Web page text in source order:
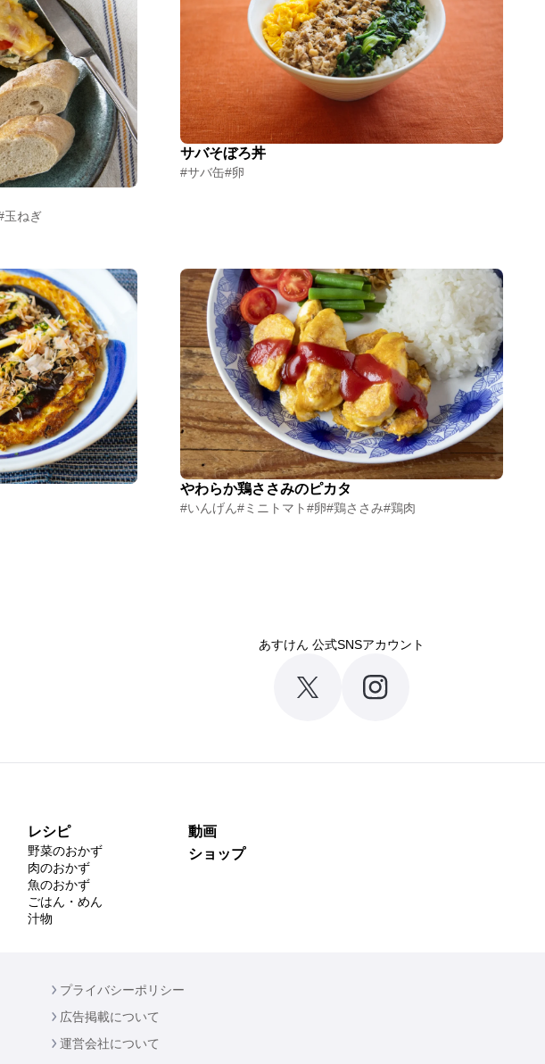
玉ねぎ
サバそぼろ丼
#サバ缶#卵
やわらか鶏ささみのピカタ
#いんげん#ミニトマト#卵#鶏ささみ#鶏肉
あすけん 公式SNSアカウント
レシピ
野菜のおかず
肉のおかず
魚のおかず
ごはん・めん
汁物
動画
ショップ
プライバシーポリシー
広告掲載について
運営会社について